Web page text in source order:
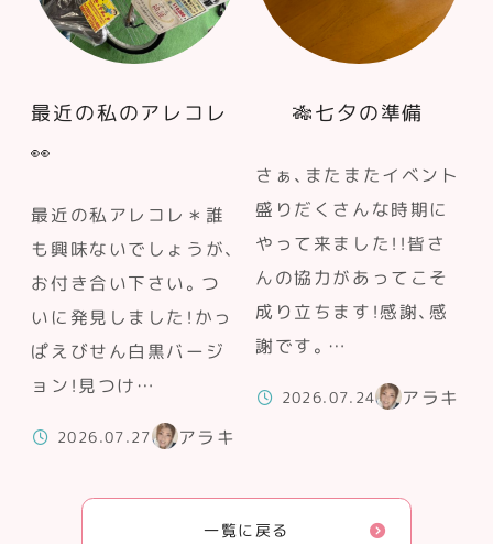
最近の私のアレコレ
👀
最近の私アレコレ＊誰
も興味ないでしょうが、
お付き合い下さい。つ
いに発見しました！かっ
ぱえびせん白黒バージ
ョン！見つけ…
2026.07.27 アラキ
🎋七夕の準備
さぁ、またまたイベント
盛りだくさんな時期に
やって来ました！！皆さ
んの協力があってこそ
成り立ちます！感謝、感
謝です。…
2026.07.24 アラキ
一覧に戻る